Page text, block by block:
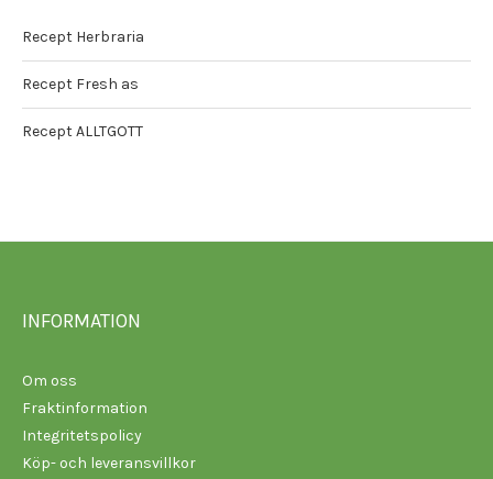
Recept Herbraria
Recept Fresh as
Recept ALLTGOTT
INFORMATION
Om oss
Fraktinformation
Integritetspolicy
Köp- och leveransvillkor